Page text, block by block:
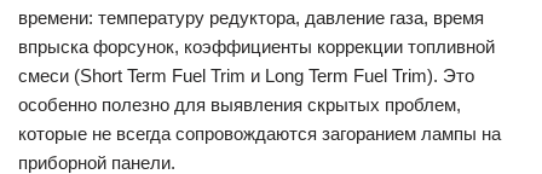
времени: температуру редуктора, давление газа, время
впрыска форсунок, коэффициенты коррекции топливной
смеси (Short Term Fuel Trim и Long Term Fuel Trim). Это
особенно полезно для выявления скрытых проблем,
которые не всегда сопровождаются загоранием лампы на
приборной панели.